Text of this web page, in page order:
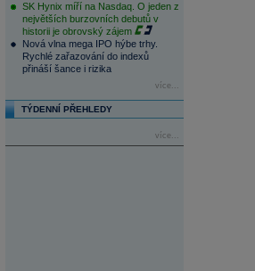
SK Hynix míří na Nasdaq. O jeden z
největších burzovních debutů v
historii je obrovský zájem
Nová vlna mega IPO hýbe trhy.
Rychlé zařazování do indexů
přináší šance i rizika
více...
TÝDENNÍ PŘEHLEDY
více...